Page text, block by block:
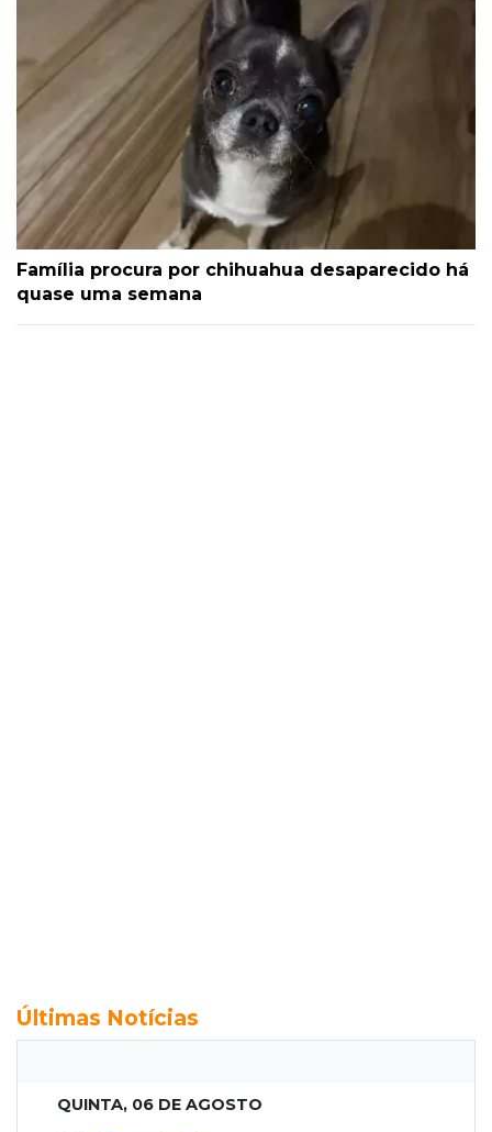
Família procura por chihuahua desaparecido há
quase uma semana
Últimas Notícias
QUINTA, 06 DE AGOSTO